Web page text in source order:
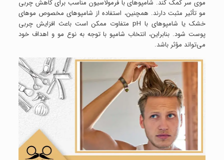
موی سر کمک کند. شامپوهای با فرمولاسیون مناسب برای کاهش چربی
مو تأثیر مثبت دارند. همچنین، استفاده از شامپوهای مخصوص موهای
خشک یا شامپوهای با pH متفاوت ممکن است باعث افزایش چربی
پوست شود. بنابراین، انتخاب شامپو با توجه به نوع مو و اهداف خود
می‌تواند مؤثر باشد.